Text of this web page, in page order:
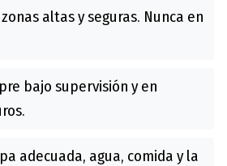
altas y seguras. Nunca en
bajo supervisión y en
adecuada, agua, comida y la